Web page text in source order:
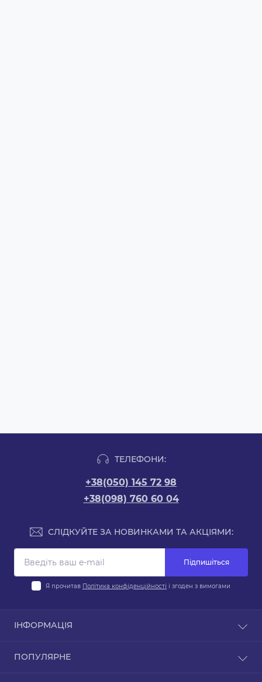
ТЕЛЕФОНИ:
+38(050) 145 72 98
+38(098) 760 60 04
СЛІДКУЙТЕ ЗА НОВИНКАМИ ТА АКЦІЯМИ:
Підпишіться
Я прочитав Політика конфіденційності і згоден з вимогами
ІНФОРМАЦІЯ
Доставка
ПОПУЛЯРНЕ